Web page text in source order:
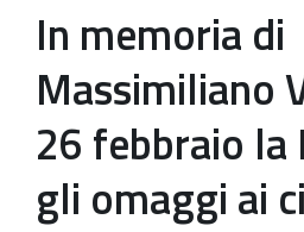
In memoria di
Massimiliano
26 febbraio la
gli omaggi ai